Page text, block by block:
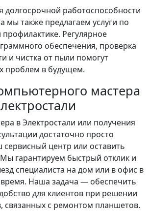
долгосрочной работоспособности
мы также предлагаем услуги по
Регулярное
обеспечения, проверка
и чистка от пыли помогут
проблем в будущем.
мастера
в Электростали или получения
достаточно просто
центр или оставить
Мы гарантируем быстрый отклик и
специалиста на дом или в офис в
время. Наша задача — обеспечить
для клиентов при решении
связанных с ремонтом планшетов.